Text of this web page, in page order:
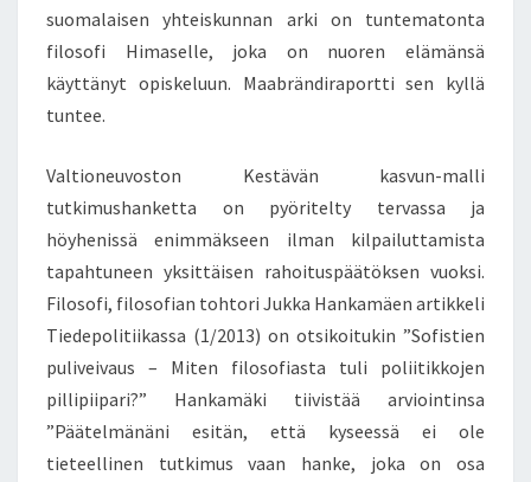
suomalaisen yhteiskunnan arki on tuntematonta
filosofi Himaselle, joka on nuoren elämänsä
käyttänyt opiskeluun. Maabrändiraportti sen kyllä
tuntee.
Valtioneuvoston Kestävän kasvun-malli
tutkimushanketta on pyöritelty tervassa ja
höyhenissä enimmäkseen ilman kilpailuttamista
tapahtuneen yksittäisen rahoituspäätöksen vuoksi.
Filosofi, filosofian tohtori Jukka Hankamäen artikkeli
Tiedepolitiikassa (1/2013) on otsikoitukin ”Sofistien
puliveivaus – Miten filosofiasta tuli poliitikkojen
pillipiipari?” Hankamäki tiivistää arviointinsa
”Päätelmänäni esitän, että kyseessä ei ole
tieteellinen tutkimus vaan hanke, joka on osa